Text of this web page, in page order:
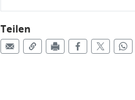
Teilen